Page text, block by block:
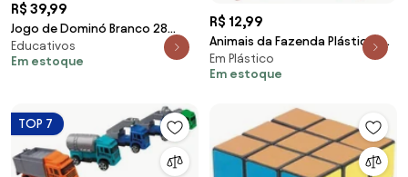
R$ 39,99
Jogo de Dominó Branco 28
Peças
Educativos
Em estoque
R$ 12,99
Animais da Fazenda Plástico 10
Peças
Em Plástico
Em estoque
TOP 7